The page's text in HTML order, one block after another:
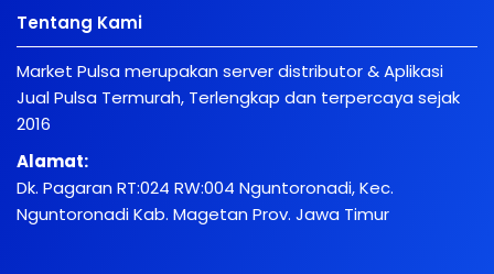
Tentang Kami
Market Pulsa merupakan server distributor & Aplikasi
Jual Pulsa Termurah, Terlengkap dan terpercaya sejak
2016
Alamat:
Dk. Pagaran RT:024 RW:004 Nguntoronadi, Kec.
Nguntoronadi Kab. Magetan Prov. Jawa Timur